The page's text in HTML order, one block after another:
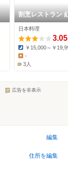
割烹レストラン
亭
日本料理
3.05
Dinner:
￥15,000～￥
Lunch:
-
3人
広告を非表示
編集
住所を編集